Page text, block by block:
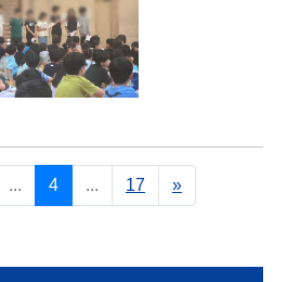
... 4 ... 17 »